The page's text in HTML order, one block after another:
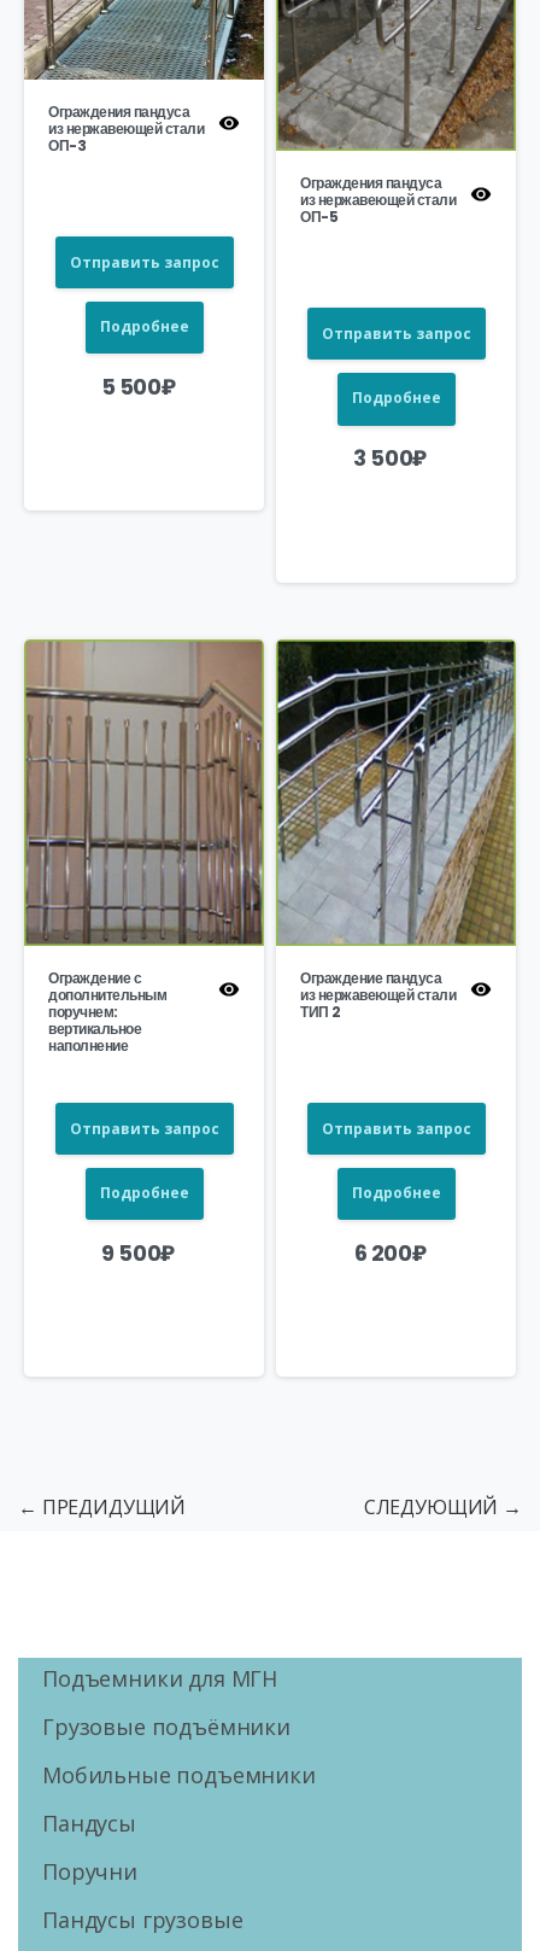
Ограждения пандуса
из нержавеющей стали
ОП-3
Отправить запрос
Подробнее
5 500₽
Ограждения пандуса
из нержавеющей стали
ОП-5
Отправить запрос
Подробнее
3 500₽
Ограждение с
дополнительным
поручнем:
вертикальное
наполнение
Отправить запрос
Подробнее
9 500₽
Ограждение пандуса
из нержавеющей стали
ТИП 2
Отправить запрос
Подробнее
6 200₽
← ПРЕДИДУЩИЙ СЛЕДУЮЩИЙ →
Подъемники для МГН
Грузовые подъёмники
Мобильные подъемники
Пандусы
Поручни
Пандусы грузовые